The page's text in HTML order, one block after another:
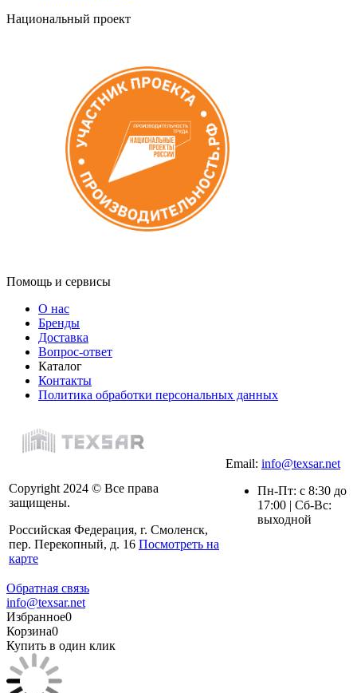
Национальный проект
Помощь и сервисы
О нас
Бренды
Доставка
Вопрос-ответ
Каталог
Контакты
Политика обработки персональных данных
Copyright 2024 © Все права
защищены.
Российская Федерация, г. Смоленск,
пер. Перекопный, д. 16 Посмотреть на
карте
Email: info@texsar.net
Пн-Пт: с 8:30 до
17:00 | Сб-Вс:
выходной
Обратная связь
info@texsar.net
Избранное0
Корзина0
Купить в один клик